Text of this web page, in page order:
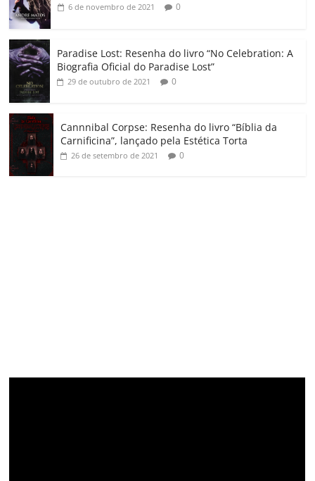
6 de novembro de 2021 0
Paradise Lost: Resenha do livro “No Celebration: A
Biografia Oficial do Paradise Lost”
29 de outubro de 2021 0
Cannnibal Corpse: Resenha do livro “Bíblia da
Carnificina”, lançado pela Estética Torta
26 de setembro de 2021 0